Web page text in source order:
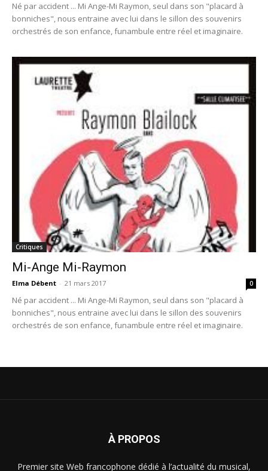
Né par accident ... Mi Ange-Mi Raymon, seul dans son "placard à
bonniches", nous entraine avec lui dans le sillon des souvenirs
orchestrés de son enfance, funambule entre réel et imaginaire.
Critiques
Mi-Ange Mi-Raymon
Elma Débent - 21 mars 2017 0
Né par accident ... Mi Ange-Mi Raymon, seul dans son "placard à
bonniches", nous entraine avec lui dans le sillon des souvenirs
orchestrés de son enfance, funambule entre réel et imaginaire.
À PROPOS
Premier site Web francophone dédié à l’actualité du musical,